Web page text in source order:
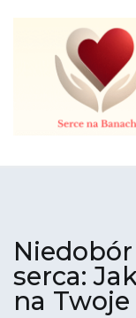
serca:
na Twoje